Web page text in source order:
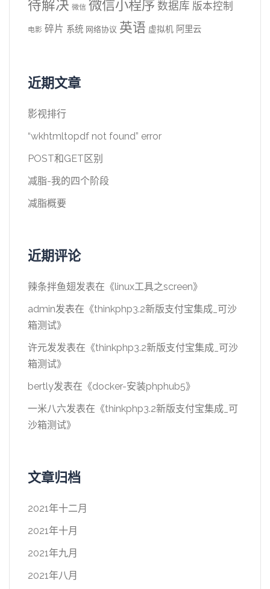
待解决 微信 微信小程序 数据库 版本控制
电影 碎片 系统 网络协议 英语 虚拟机 阿里云
近期文章
影视排行
“wkhtmltopdf not found” error
POST和GET区别
减脂-我的四个阶段
减脂概要
近期评论
辣条拌鱼翅发表在《linux工具之screen》
admin发表在《thinkphp3.2新版支付宝集成_可沙
箱测试》
许元发发表在《thinkphp3.2新版支付宝集成_可沙
箱测试》
bertly发表在《docker-安装phphub5》
一米八六发表在《thinkphp3.2新版支付宝集成_可
沙箱测试》
文章归档
2021年十二月
2021年十月
2021年九月
2021年八月